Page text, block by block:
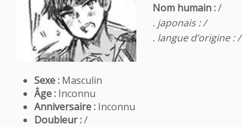
Nom humain :/
. japonais : /
. langue d’origine : /
Sexe : Masculin
Âge : Inconnu
Anniversaire : Inconnu
Doubleur :/